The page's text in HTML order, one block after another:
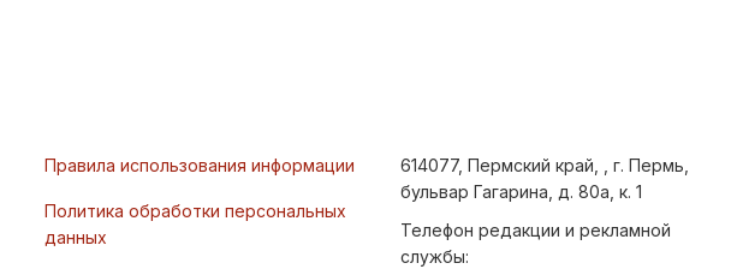
Правила использования информации
Политика обработки персональных
данных
614077, Пермский край, , г. Пермь,
бульвар Гагарина, д. 80а, к. 1
Телефон редакции и рекламной
службы: